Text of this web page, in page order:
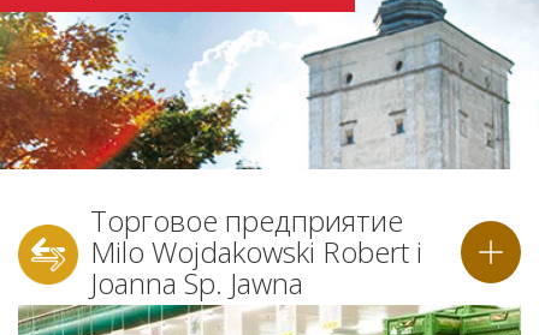
Торговое предприятие
Milo Wojdakowski Robert i
Joanna Sp. Jawna